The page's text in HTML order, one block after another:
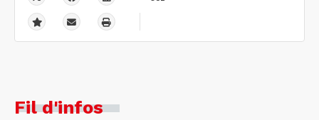
Fil d'infos